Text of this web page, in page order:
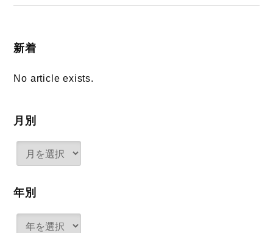
新着
No article exists.
月別
年別